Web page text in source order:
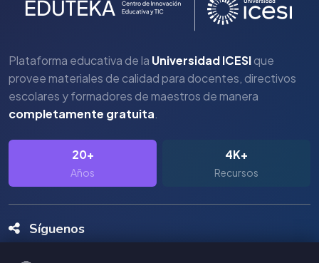
Plataforma educativa de la Universidad ICESIque
provee materiales de calidad para docentes, directivos
escolares y formadores de maestros de manera
completamente gratuita.
20+
Años
4K+
Recursos
Síguenos